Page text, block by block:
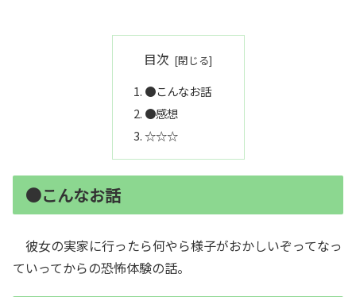
目次
●こんなお話
●感想
☆☆☆
●こんなお話
彼女の実家に行ったら何やら様子がおかしいぞってなっ
ていってからの恐怖体験の話。